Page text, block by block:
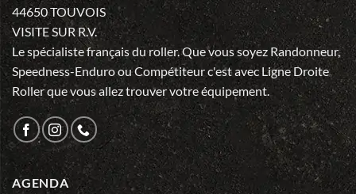
44650 TOUVOIS
VISITE SUR R.V.
Le spécialiste français du roller. Que vous soyez Randonneur,
Speedness-Enduro ou Compétiteur c'est avec Ligne Droite
Roller que vous allez trouver votre équipement.
AGENDA